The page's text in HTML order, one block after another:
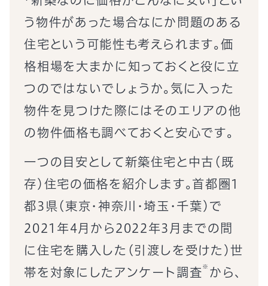
う物件があった場合なにか問題のある
住宅という可能性も考えられます。価
格相場を大まかに知っておくと役に立
つのではないでしょうか。気に入った
物件を見つけた際にはそのエリアの他
の物件価格も調べておくと安心です。
一つの目安として新築住宅と中古（既
存）住宅の価格を紹介します。首都圏1
都3県（東京・神奈川・埼玉・千葉）で
2021年4月から2022年3月までの間
に住宅を購入した（引渡しを受けた）世
帯を対象にしたアンケート調査 から、